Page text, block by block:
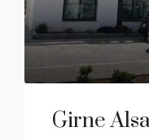
Girne